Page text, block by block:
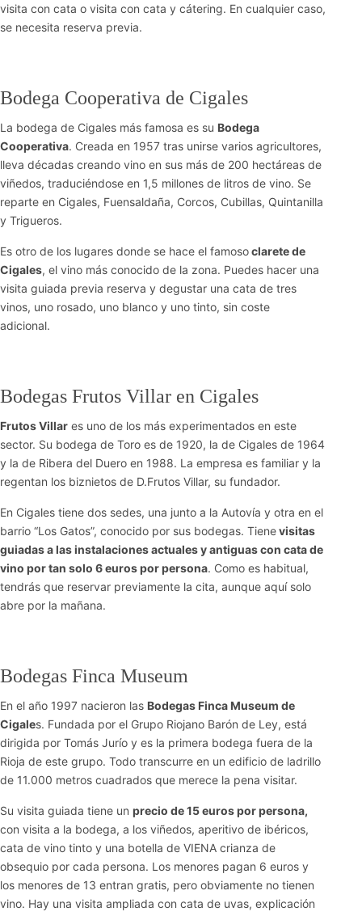
visita con cata o visita con cata y cátering. En cualquier caso,
se necesita reserva previa.
Bodega Cooperativa de Cigales
La bodega de Cigales más famosa es su Bodega
Cooperativa. Creada en 1957 tras unirse varios agricultores,
lleva décadas creando vino en sus más de 200 hectáreas de
viñedos, traduciéndose en 1,5 millones de litros de vino. Se
reparte en Cigales, Fuensaldaña, Corcos, Cubillas, Quintanilla
y Trigueros.
Es otro de los lugares donde se hace el famosoclarete de
Cigales, el vino más conocido de la zona. Puedes hacer una
visita guiada previa reserva y degustar una cata de tres
vinos, uno rosado, uno blanco y uno tinto, sin coste
adicional.
Bodegas Frutos Villar en Cigales
Frutos Villar es uno de los más experimentados en este
sector. Su bodega de Toro es de 1920, la de Cigales de 1964
y la de Ribera del Duero en 1988. La empresa es familiar y la
regentan los biznietos de D.Frutos Villar, su fundador.
En Cigales tiene dos sedes, una junto a la Autovía y otra en el
barrio “Los Gatos”, conocido por sus bodegas. Tienevisitas
guiadas a las instalaciones actuales y antiguas con cata de
vino por tan solo 6 euros por persona. Como es habitual,
tendrás que reservar previamente la cita, aunque aquí solo
abre por la mañana.
Bodegas Finca Museum
En el año 1997 nacieron las Bodegas Finca Museum de
Cigales. Fundada por el Grupo Riojano Barón de Ley, está
dirigida por Tomás Jurío y es la primera bodega fuera de la
Rioja de este grupo. Todo transcurre en un edificio de ladrillo
de 11.000 metros cuadrados que merece la pena visitar.
Su visita guiada tiene un precio de 15 euros por persona,
con visita a la bodega, a los viñedos, aperitivo de ibéricos,
cata de vino tinto y una botella de VIENA crianza de
obsequio por cada persona. Los menores pagan 6 euros y
los menores de 13 entran gratis, pero obviamente no tienen
vino. Hay una visita ampliada con cata de uvas, explicación